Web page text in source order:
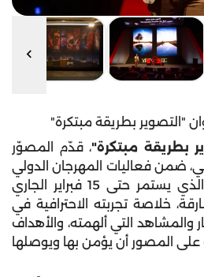
"التصوير بطريقة مبتكرة"
بطريقة مبتكرة"، قدّم المصوّر
ضمن فعاليات المهرجان الدولي
للتصوير "اكسبوجر" الذي يستمر حتى 15 فبراير الجاري
خلاصة تجربته الاحترافية في
والمشاهد التي ألهمته، والأهداف
على المصور أن يؤمن بها ويوصلها